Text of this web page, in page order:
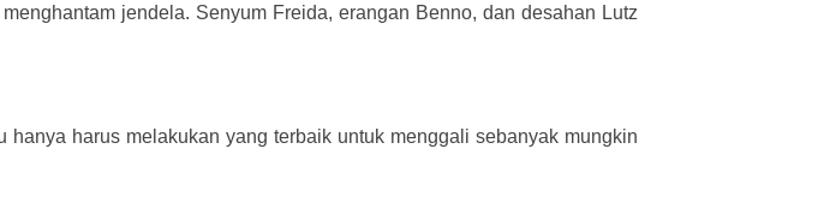
jendela. Senyum Freida, erangan Benno, dan desahan Lutz
harus melakukan yang terbaik untuk menggali sebanyak mungkin